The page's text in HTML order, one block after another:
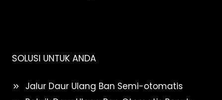
SOLUSI UNTUK ANDA
Jalur Daur Ulang Ban Semi-otomatis